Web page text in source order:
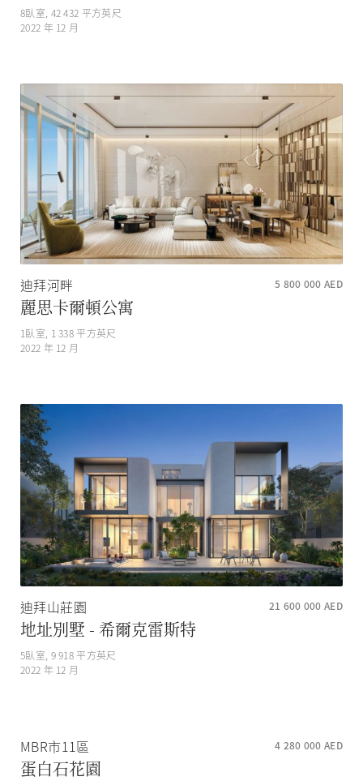
8臥室, 42 432 平方英尺
2022 年 12 月
迪拜河畔 5 800 000 AED
麗思卡爾頓公寓
1臥室, 1 338 平方英尺
2022 年 12 月
迪拜山莊園 21 600 000 AED
地址別墅 - 希爾克雷斯特
5臥室, 9 918 平方英尺
2022 年 12 月
MBR市11區 4 280 000 AED
蛋白石花園